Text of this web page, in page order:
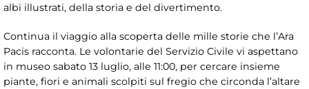
albi illustrati, della storia e del divertimento.
Continua il viaggio alla scoperta delle mille storie che l’Ara
Pacis racconta. Le volontarie del Servizio Civile vi aspettano
in museo sabato 13 luglio, alle 11:00, per cercare insieme
piante, fiori e animali scolpiti sul fregio che circonda l’altare